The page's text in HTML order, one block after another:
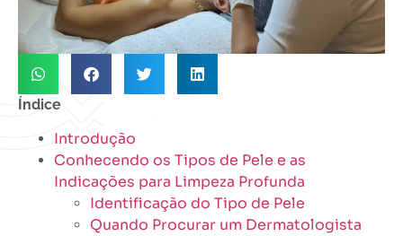
Índice
Introdução
Conhecendo os Tipos de Pele e as
Indicações para Limpeza Profunda
Identificação do Tipo de Pele
Quando Procurar um Dermatologista